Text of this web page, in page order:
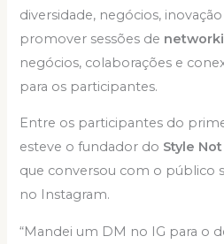
diversidade, negócios,
promover sessões de
negócios, colaborações e
para os participantes.
Entre os participantes do
esteve o fundador do Style
que conversou com o público
no Instagram.
“Mandei um DM no IG para o